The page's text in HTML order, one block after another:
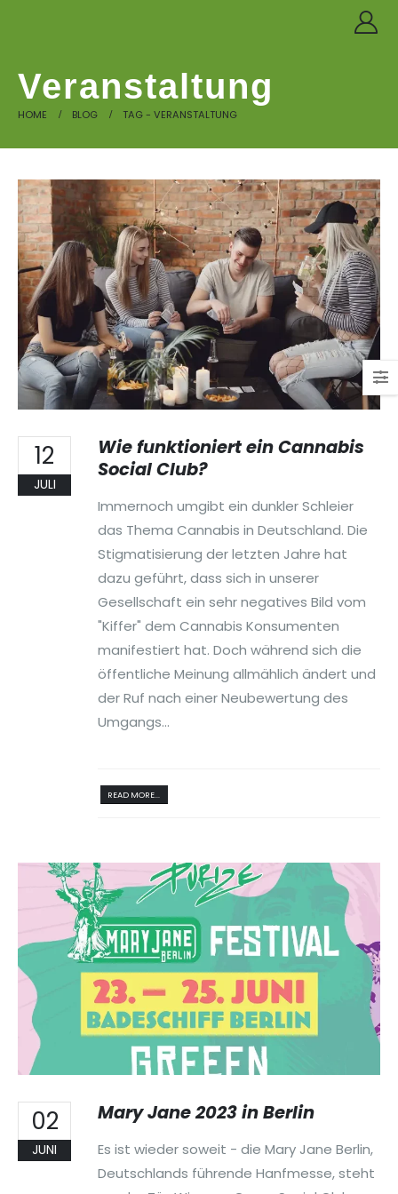
Veranstaltung
HOME BLOG TAG - VERANSTALTUNG
12
JULI
Wie funktioniert ein Cannabis
Social Club?
Immernoch umgibt ein dunkler Schleier
das Thema Cannabis in Deutschland. Die
Stigmatisierung der letzten Jahre hat
dazu geführt, dass sich in unserer
Gesellschaft ein sehr negatives Bild vom
"Kiffer" dem Cannabis Konsumenten
manifestiert hat. Doch während sich die
öffentliche Meinung allmählich ändert und
der Ruf nach einer Neubewertung des
Umgangs...
READ MORE...
02
JUNI
Mary Jane 2023 in Berlin
Es ist wieder soweit - die Mary Jane Berlin,
Deutschlands führende Hanfmesse, steht